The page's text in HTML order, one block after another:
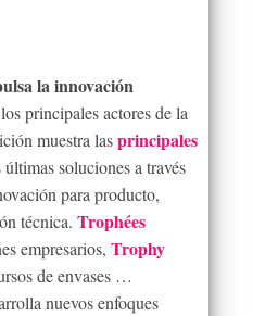
la innovación
principales actores de la
muestra lasprincipales
últimas soluciones a través
para producto,
técnica. Trophées
empresarios, Trophy
de envases …
nuevos enfoques